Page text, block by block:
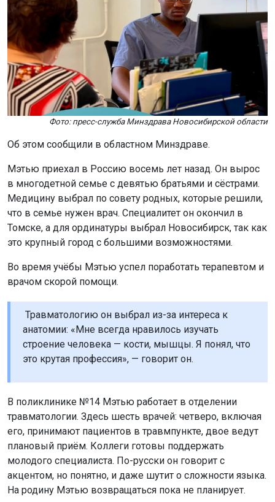
Фото: пресс-служба Минздрава Новосибирской области
Об этом сообщили в областном Минздраве.
Мэтью приехал в Россию восемь лет назад. Он вырос
в многодетной семье с девятью братьями и сёстрами.
Медицину выбрал по совету родных, которые решили,
что в семье нужен врач. Специалитет он окончил в
Томске, а для ординатуры выбрал Новосибирск, так как
это крупный город с большими возможностями.
Во время учёбы Мэтью успел поработать терапевтом и
врачом скорой помощи.
Травматологию он выбрал из-за интереса к
анатомии: «Мне всегда нравилось изучать
строение человека — кости, мышцы. Я понял, что
это крутая профессия», — говорит он.
В поликлинике №14 Мэтью работает в отделении
травматологии. Здесь шесть врачей: четверо, включая
его, принимают пациентов в травмпункте, двое ведут
плановый приём. Коллеги готовы поддержать
молодого специалиста. По-русски он говорит с
акцентом, но понятно, и даже шутит о сложности языка.
На родину Мэтью возвращаться пока не планирует.